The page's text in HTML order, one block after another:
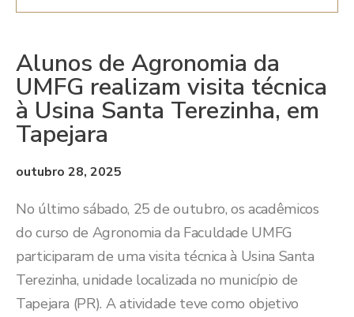
Alunos de Agronomia da
UMFG realizam visita técnica
à Usina Santa Terezinha, em
Tapejara
outubro 28, 2025
No último sábado, 25 de outubro, os acadêmicos
do curso de Agronomia da Faculdade UMFG
participaram de uma visita técnica à Usina Santa
Terezinha, unidade localizada no município de
Tapejara (PR). A atividade teve como objetivo